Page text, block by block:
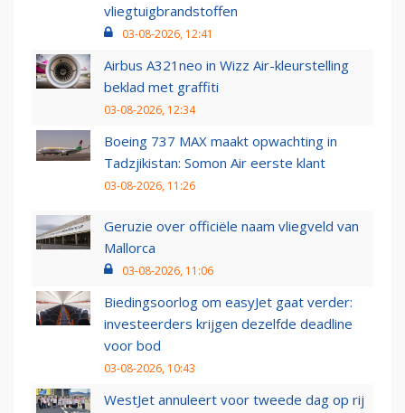
vliegtuigbrandstoffen
03-08-2026, 12:41
Airbus A321neo in Wizz Air-kleurstelling
beklad met graffiti
03-08-2026, 12:34
Boeing 737 MAX maakt opwachting in
Tadzjikistan: Somon Air eerste klant
03-08-2026, 11:26
Geruzie over officiële naam vliegveld van
Mallorca
03-08-2026, 11:06
Biedingsoorlog om easyJet gaat verder:
investeerders krijgen dezelfde deadline
voor bod
03-08-2026, 10:43
WestJet annuleert voor tweede dag op rij